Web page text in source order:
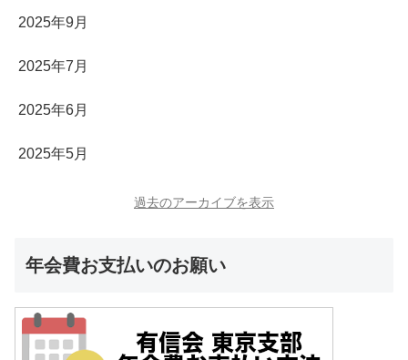
2025年9月
2025年7月
2025年6月
2025年5月
過去のアーカイブを表示
年会費お支払いのお願い